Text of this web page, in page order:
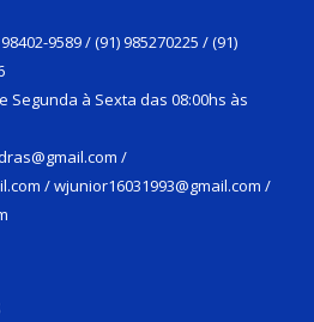
9589 / (91) 985270225 / (91)
à Sexta das 08:00hs às
/
/ wjunior16031993@gmail.com /